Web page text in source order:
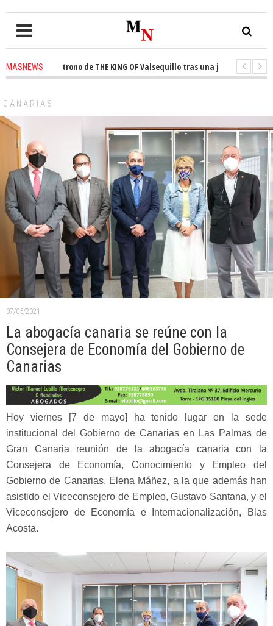
MASNEWS
el trono de THE KING OF Valsequillo tras una jornada de
CANARIAS
07/05/2021
La abogacía canaria se reúne con la
Consejera de Economía del Gobierno de
Canarias
Hoy viernes [7 de mayo] ha tenido lugar en la sede
institucional del Gobierno de Canarias en Las Palmas de
Gran Canaria reunión de la abogacía canaria con la
Consejera de Economía, Conocimiento y Empleo del
Gobierno de Canarias, Elena Máñez, a la que además han
asistido el Viceconsejero de Empleo, Gustavo Santana, y el
Viceconsejero de Economía e Internacionalización, Blas
Acosta.